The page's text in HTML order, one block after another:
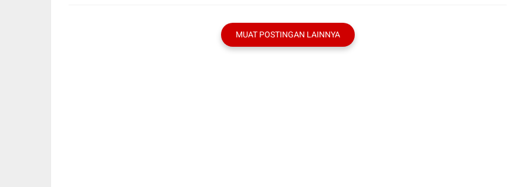
MUAT POSTINGAN LAINNYA